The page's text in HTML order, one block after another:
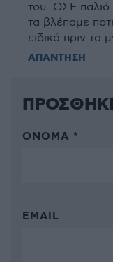
του. ΟΣΕ παλιό
τα βλέπαμε
ειδικά πριν τα
ΑΠΑΝΤΗΣΗ
ΌΝΟΜΑ *
EMAIL